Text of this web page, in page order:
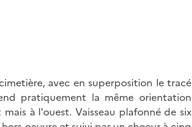
avec en superposition le tracé
pratiquement la même orientation
à l'ouest. Vaisseau plafonné de six